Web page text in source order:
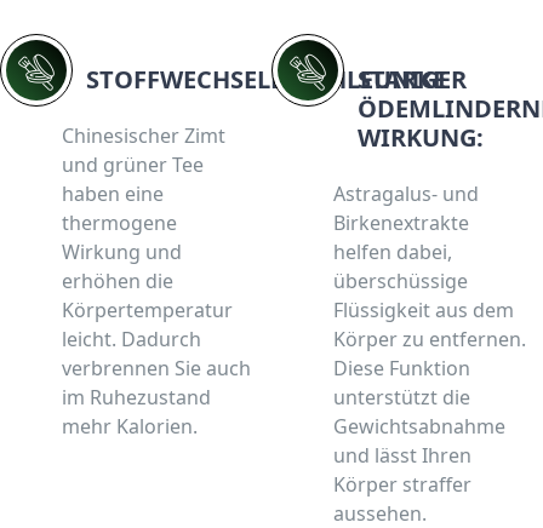
STOFFWECHSELBESCHLEUNIGER
Chinesischer Zimt
und grüner Tee
haben eine
thermogene
Wirkung und
erhöhen die
Körpertemperatur
leicht. Dadurch
verbrennen Sie auch
im Ruhezustand
mehr Kalorien.
STARKE
WIRKUNG:
Astragalus- und
Birkenextrakte
helfen dabei,
überschüssige
Flüssigkeit aus dem
Körper zu entfernen.
Diese Funktion
unterstützt die
Gewichtsabnahme
und lässt Ihren
Körper straffer
aussehen.